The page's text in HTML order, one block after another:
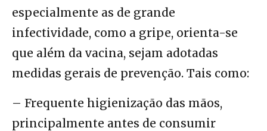
especialmente as de grande
infectividade, como a gripe, orienta-se
que além da vacina, sejam adotadas
medidas gerais de prevenção. Tais como:
– Frequente higienização das mãos,
principalmente antes de consumir